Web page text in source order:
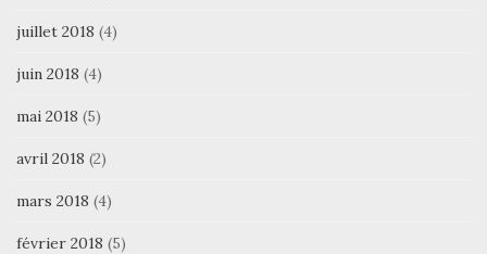
juillet 2018 (4)
juin 2018 (4)
mai 2018 (5)
avril 2018 (2)
mars 2018 (4)
février 2018 (5)